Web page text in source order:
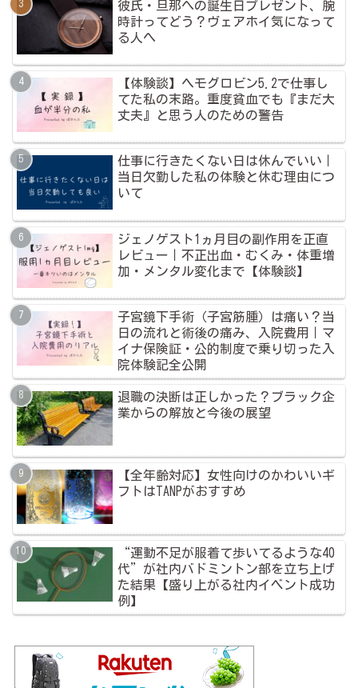
彼氏・旦那への誕生日プレゼント、腕
時計ってどう？ヴェアホイ気になって
る人へ
【体験談】ヘモグロビン5.2で仕事し
てた私の末路。重度貧血でも『まだ大
丈夫』と思う人のための警告
仕事に行きたくない日は休んでいい｜
当日欠勤した私の体験と休む理由につ
いて
ジェノゲスト1ヵ月目の副作用を正直
レビュー｜不正出血・むくみ・体重増
加・メンタル変化まで【体験談】
子宮鏡下手術（子宮筋腫）は痛い？当
日の流れと術後の痛み、入院費用｜マ
イナ保険証・公的制度で乗り切った入
院体験記全公開
退職の決断は正しかった？ブラック企
業からの解放と今後の展望
【全年齢対応】女性向けのかわいいギ
フトはTANPがおすすめ
“運動不足が服着て歩いてるような40
代”が社内バドミントン部を立ち上げ
た結果【盛り上がる社内イベント成功
例】